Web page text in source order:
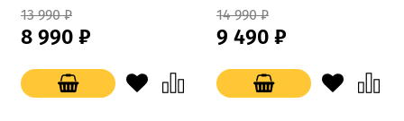
13 990 ₽
8 990 ₽
14 990 ₽
9 490 ₽